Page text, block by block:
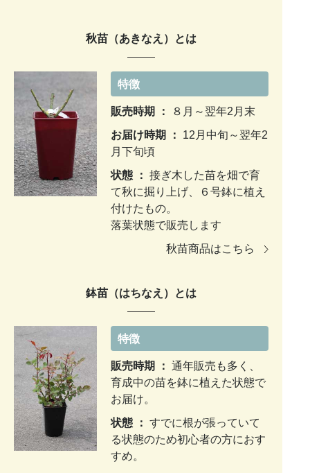
秋苗（あきなえ）とは
特徴
販売時期 ：
８月～翌年2月末
お届け時期 ： 12月中旬～翌年2
月下旬頃
状態 ： 接ぎ木した苗を畑で育
て秋に掘り上げ、６号鉢に植え
付けたもの。
落葉状態で販売します
秋苗商品はこちら
鉢苗（はちなえ）とは
特徴
販売時期 ： 通年販売も多く、
育成中の苗を鉢に植えた状態で
お届け。
状態 ： すでに根が張っていて
る状態のため初心者の方におす
すめ。